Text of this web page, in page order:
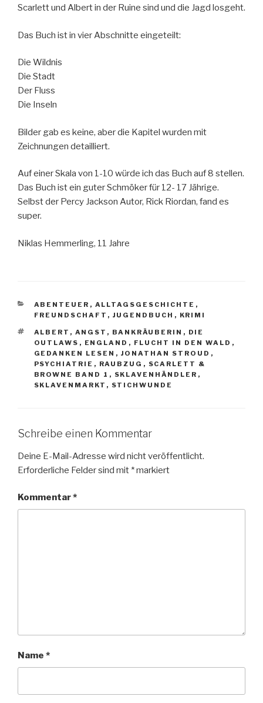
Scarlett und Albert in der Ruine sind und die Jagd losgeht.
Das Buch ist in vier Abschnitte eingeteilt:
Die Wildnis
Die Stadt
Der Fluss
Die Inseln
Bilder gab es keine, aber die Kapitel wurden mit
Zeichnungen detailliert.
Auf einer Skala von 1-10 würde ich das Buch auf 8 stellen.
Das Buch ist ein guter Schmöker für 12- 17 Jährige.
Selbst der Percy Jackson Autor, Rick Riordan, fand es
super.
Niklas Hemmerling, 11 Jahre
KATEGORIEN
ABENTEUER , ALLTAGSGESCHICHTE ,
FREUNDSCHAFT , JUGENDBUCH , KRIMI
SCHLAGWÖRTER
ALBERT , ANGST , BANKRÄUBERIN , DIE
OUTLAWS , ENGLAND , FLUCHT IN DEN WALD ,
GEDANKEN LESEN , JONATHAN STROUD ,
PSYCHIATRIE , RAUBZUG , SCARLETT &
BROWNE BAND 1 , SKLAVENHÄNDLER ,
SKLAVENMARKT , STICHWUNDE
Schreibe einen Kommentar
Deine E-Mail-Adresse wird nicht veröffentlicht.
Erforderliche Felder sind mit *markiert
Kommentar*
Name *